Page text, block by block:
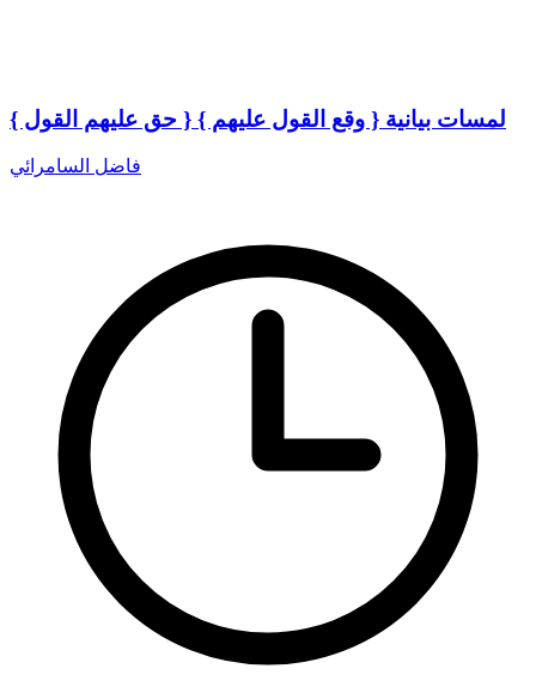
لمسات بيانية { وقع القول عليهم } { حق عليهم القول }
فاضل السامرائي